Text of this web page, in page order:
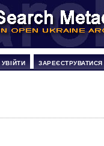
УВІЙТИ ЗАРЕЄСТРУВАТИСЯ